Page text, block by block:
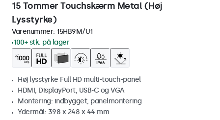
15 Tommer Touchskærm Metal (Høj
Lysstyrke)
Varenummer: 15HB9M/U1
100+ stk. på lager
Høj lysstyrke Full HD multi-touch-panel
HDMI, DisplayPort, USB-C og VGA
Montering: indbygget, panelmontering
Ydermål: 398 x 248 x 44 mm